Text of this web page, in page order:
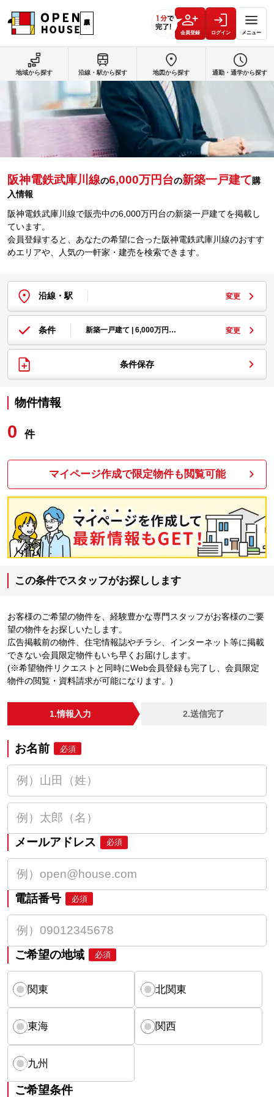
会員登録 ログイン メニュー
阪神電鉄武庫川線の6,000万円台の新築一戸建て購
入情報
阪神電鉄武庫川線で販売中の6,000万円台の新築一戸建てを掲載し
ています。
会員登録すると、あなたの希望に合った阪神電鉄武庫川線のおすす
めエリアや、人気の一軒家・建売を検索できます。
沿線・駅 変更
条件 新築一戸建て | 6,000万円… 変更
条件保存
物件情報
0 件
マイページ作成で限定物件も閲覧可能
この条件でスタッフがお探しします
お客様のご希望の物件を、経験豊かな専門スタッフがお客様のご要
望の物件をお探しいたします。
広告掲載前の物件、住宅情報誌やチラシ、インターネット等に掲載
できない会員限定物件もいち早くお届けします。
(※希望物件リクエストと同時にWeb会員登録も完了し、会員限定
物件の閲覧・資料請求が可能になります。)
1.情報入力 2.送信完了
お名前 必須
メールアドレス 必須
電話番号 必須
ご希望の地域 必須
関東 北関東
東海 関西
九州
ご希望条件
地域から探す 沿線・駅から探す 地図から探す 通勤・通学から探す